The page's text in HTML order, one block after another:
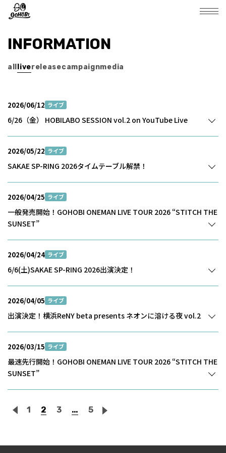
INFORMATION
all livereleasecampaignmedia
2026/06/12 ライブ
6/26（金） HOBILABO SESSION vol.2 on YouTube Live
2026/05/22 ライブ
SAKAE SP-RING 2026タイムテーブル解禁！
2026/04/25 ライブ
一般発売開始！GOHOBI ONEMAN LIVE TOUR 2026 “STITCH THE
SUNSET”
2026/04/24 ライブ
6/6(土)SAKAE SP-RING 2026出演決定！
2026/04/05 ライブ
出演決定！横浜ReNY beta presents ネオンに溶ける夜 vol.2
2026/03/15 ライブ
最速先行開始！GOHOBI ONEMAN LIVE TOUR 2026 “STITCH THE
SUNSET”
1 2 3 … 5